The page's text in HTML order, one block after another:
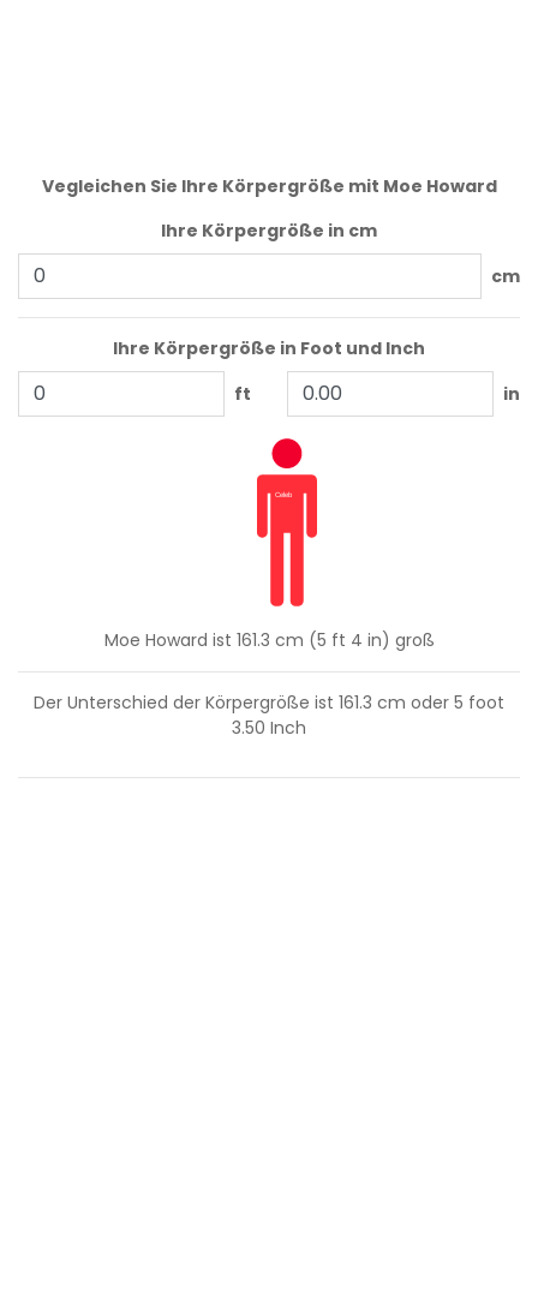
Vegleichen Sie Ihre Körpergröße mit Moe Howard
Ihre Körpergröße in cm
cm
Ihre Körpergröße in Foot und Inch
ft
in
Moe Howard ist 161.3 cm (5 ft 4 in) groß
Der Unterschied der Körpergröße ist 161.3 cm oder 5 foot
3.50 Inch